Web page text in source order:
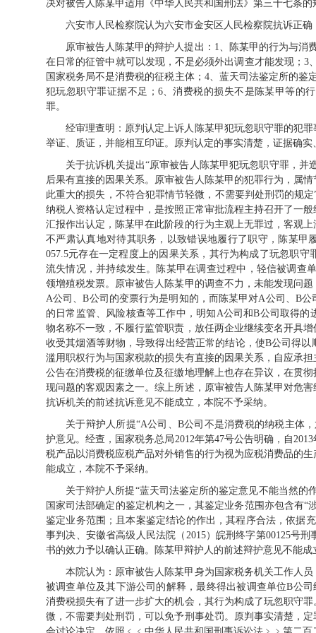
决对被告人陈某甲适用《中华人民共和国刑法》第三十七条
六安市人民检察院认为六安市金安区人民检察院抗诉正确
原审被告人陈某甲的辩护人提出：1、陈某甲的行为与
在日常的征管中就可以发现，不是必须外出调查才能发现；
国家税务局不是消费税的征税主体；4、蓝天司法鉴定所的
犯玩忽职守罪证据不足；6、消费税的损失不是陈某甲等的
罪。
经审理查明：原判认定上诉人陈某甲犯玩忽职守罪的犯
举证、质证，并能相互印证。原判认定的事实清楚，证据确
关于抗诉机关提出“原审被告人陈某甲犯玩忽职守罪，并
后果有直接的因果关系。原审被告人陈某甲的犯罪行为，属
此重大的损失，不符合犯罪情节轻微，不需要判处刑罚的规
纳税人资格认定过程中，是按照正常审批流程主持召开了一
汇报作出认定，陈某甲在此阶段的行为主观上无罪过，客观
不严肃认真地对待其职务，以致错误地履行了职守，陈某甲
057.5元存在一定程度上的因果关系，其行为构成了玩忽职
流失情况，并持续发生。陈某甲在调查过程中，轻信被调查
领增殖税发票。原审被告人陈某甲的调查不力，未能发现问
A公司、B公司的变票行为是明知的，而陈某甲对A公司、B
的日常监管、风险核查等工作中，明知A公司和B公司取得
物名称不一致，不履行监管职责，放任两企业继续变名开具
收受其烟酒等财物，导致得出经营正常的结论，使B公司得
滥用职权行为与国家税款的损失有直接的因果关系，自应承
公告在消费税的征缴单位及征缴地理解上也存在异议，在贯
现问题的客观因素之一。综上所述，原审被告人陈某甲对危
抗诉机关的前述抗诉意见不能成立，本院不予采纳。
关于辩护人所提“A公司、B公司不是消费税的纳税主体
护意见。经查，国家税务总局2012年第47号公告明确，自
税产品以消费税应税产品对外销售的行为视为应税消费品的
能成立，本院不予采纳。
关于辩护人所提“蓝天司法鉴定所的鉴定意见不能当然
国家司法部确定的鉴定机构之一，其鉴定业务范围亦包含有
鉴定业务范围；且本案鉴定结论的作出，其程序合法，依据
事判决、安徽省高级人民法院（2015）皖刑终字第00125号
书的效力予以确认正确。陈某甲辩护人的前述辩护意见不能
本院认为：原审被告人陈某甲身为国家税务机关工作人
被调查单位及其下游公司的解释，最终得出被调查单位B公
消费税损失有了进一步扩大的机会，其行为构成了玩忽职守
微，不需要判处刑罚，可以免予刑事处罚。原判事实清楚，